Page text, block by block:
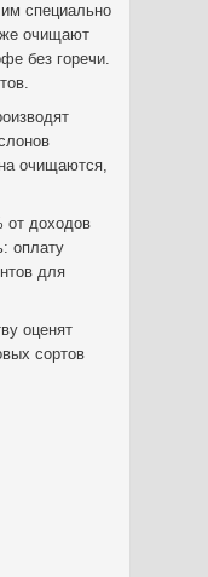
специально
очищают
без горечи.
очищаются,
от доходов
оплату
для
оценят
сортов